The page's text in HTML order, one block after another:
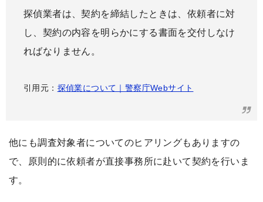
探偵業者は、契約を締結したときは、依頼者に対
し、契約の内容を明らかにする書面を交付しなけ
ればなりません。
引用元： 探偵業について｜警察庁Webサイト
他にも調査対象者についてのヒアリングもありますの
で、原則的に依頼者が直接事務所に赴いて契約を行いま
す。